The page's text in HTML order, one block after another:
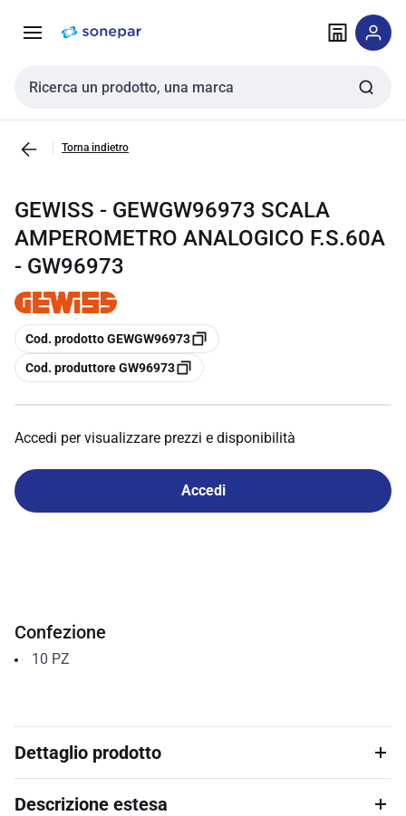
navigazione alla
Cerca input
Torna indietro
GEWISS - GEWGW96973 SCALA
AMPEROMETRO ANALOGICO F.S.60A
- GW96973
copia
Cod. prodotto GEWGW96973
copia
Cod. produttore GW96973
Accedi per visualizzare prezzi e disponibilità
Accedi
Confezione
10 PZ
Dettaglio prodotto
Descrizione estesa